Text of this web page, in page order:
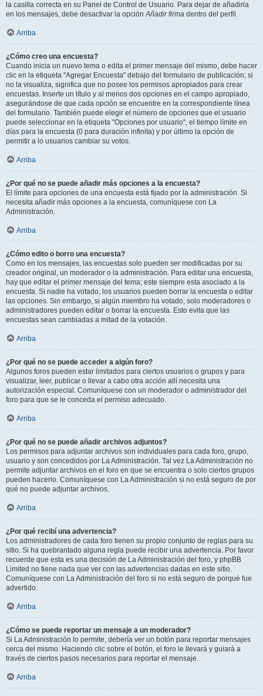
la casilla correcta en su Panel de Control de Usuario. Para dejar de añadirla
en los mensajes, debe desactivar la opciónAñadir firma dentro del perfil.
Arriba
¿Cómo creo una encuesta?
Cuando inicia un nuevo tema o edita el primer mensaje del mismo, debe hacer
clic en la etiqueta "Agregar Encuesta" debajo del formulario de publicación; si
no la visualiza, significa que no posee los permisos apropiados para crear
encuestas. Inserte un título y al menos dos opciones en el campo apropiado,
asegurándose de que cada opción se encuentre en la correspondiente línea
del formulario. También puede elegir el número de opciones que el usuario
puede seleccionar en la etiqueta "Opciones por usuario", el tiempo límite en
días para la encuesta (0 para duración infinita) y por último la opción de
permitir a lo usuarios cambiar su votos.
Arriba
¿Por qué no se puede añadir más opciones a la encuesta?
El límite para opciones de una encuesta está fijado por la administración. Si
necesita añadir más opciones a la encuesta, comuníquese con La
Administración.
Arriba
¿Cómo edito o borro una encuesta?
Como en los mensajes, las encuestas solo pueden ser modificadas por su
creador original, un moderador o la administración. Para editar una encuesta,
hay que editar el primer mensaje del tema; este siempre esta asociado a la
encuesta. Si nadie ha votado, los usuarios pueden borrar la encuesta o editar
las opciones. Sin embargo, si algún miembro ha votado, solo moderadores o
administradores pueden editar o borrar la encuesta. Esto evita que las
encuestas sean cambiadas a mitad de la votación.
Arriba
¿Por qué no se puede acceder a algún foro?
Algunos foros pueden estar limitados para ciertos usuarios o grupos y para
visualizar, leer, publicar o llevar a cabo otra acción allí necesita una
autorización especial. Comuníquese con un moderador o administrador del
foro para que se le conceda el permiso adecuado.
Arriba
¿Por qué no se puede añadir archivos adjuntos?
Los permisos para adjuntar archivos son individuales para cada foro, grupo,
usuario y son concedidos por La Administración. Tal vez La Administración no
permite adjuntar archivos en el foro en que se encuentra o solo ciertos grupos
pueden hacerlo. Comuníquese con La Administración si no está seguro de por
qué no puede adjuntar archivos.
Arriba
¿Por qué recibí una advertencia?
Los administradores de cada foro tienen su propio conjunto de reglas para su
sitio. Si ha quebrantado alguna regla puede recibir una advertencia. Por favor
recuerde que esta es una decisión de La Administración del foro, y phpBB
Limited no tiene nada que ver con las advertencias dadas en este sitio.
Comuníquese con La Administración del foro si no está seguro de porqué fue
advertido.
Arriba
¿Cómo se puede reportar un mensaje a un moderador?
Si La Administración lo permite, debería ver un botón para reportar mensajes
cerca del mismo. Haciendo clic sobre el botón, el foro le llevará y guiará a
través de ciertos pasos necesarios para reportar el mensaje.
Arriba